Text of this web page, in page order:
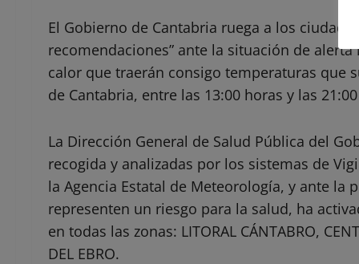
El Gobierno de Cantabria ruega a los
recomendaciones” ante la situación de
calor que traerán consigo temperaturas que
de Cantabria, entre las 13:00 horas y las
La Dirección General de Salud Pública del
recogida y analizadas por los sistemas de
la Agencia Estatal de Meteorología, y ante
representen un riesgo para la salud, ha
en todas las zonas: LITORAL CÁNTABRO,
DEL EBRO.